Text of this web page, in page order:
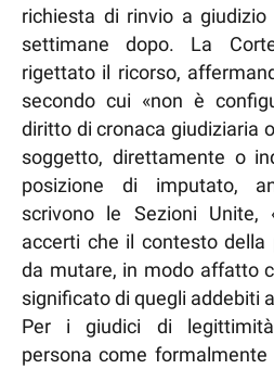
richiesta di rinvio a
settimane dopo. La
rigettato il ricorso,
secondo cui «non è
diritto di cronaca giudiziaria
soggetto, direttamente o
posizione di imputato,
scrivono le Sezioni Unite,
accerti che il contesto della
da mutare, in modo affatto
significato di quegli addebiti
Per i giudici di
persona come